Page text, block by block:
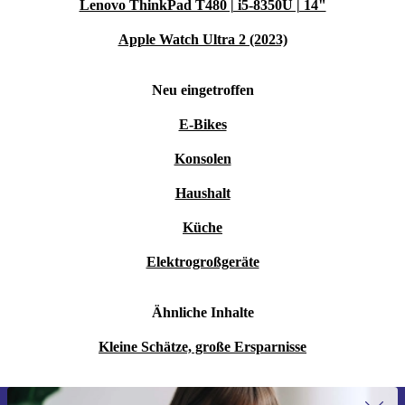
Lenovo ThinkPad T480 | i5-8350U | 14"
Apple Watch Ultra 2 (2023)
Neu eingetroffen
E-Bikes
Konsolen
Haushalt
Küche
Elektrogroßgeräte
Ähnliche Inhalte
Kleine Schätze, große Ersparnisse